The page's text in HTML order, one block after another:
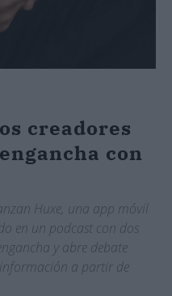
creadores
con
Huxe, una app móvil
en un podcast con dos
y abre debate
a partir de